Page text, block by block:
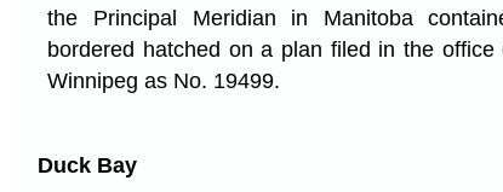
the Principal Meridian in Manitoba
bordered hatched on a plan filed in the
Winnipeg as No. 19499.
Duck Bay